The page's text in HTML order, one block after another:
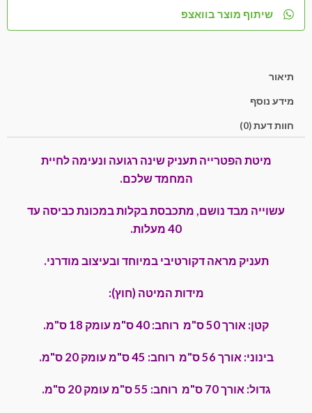
שיתוף מוצר בוואצפ
תיאור
מידע נוסף
חוות דעת (0)
מיטת הפטרייה תעניק שינה רגועה ונעימה לחיית
המחמד שלכם.
עשוייה מבד נושם, מתכבסת בקלות במכונת כביסה עד
40 מעלות.
תעניק מראה דקורטיבי במיוחד ובעיצוב מודרני.
מידות המיטה (חוץ):
קטן: אורך 50 ס"מ רוחב: 40 ס"מ עומק 18 ס"מ.
בינוני: אורך 56 ס"מ רוחב: 45 ס"מ עומק 20 ס"מ.
גדול: אורך 70 ס"מ רוחב: 55 ס"מ עומק 20 ס"מ.